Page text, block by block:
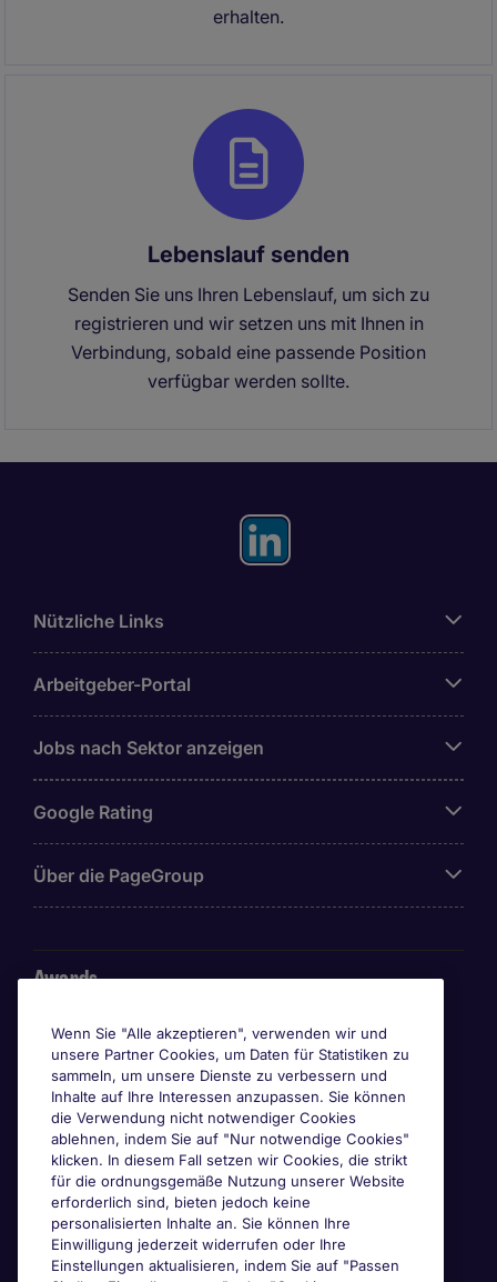
erhalten.
Lebenslauf senden
Senden Sie uns Ihren Lebenslauf, um sich zu
registrieren und wir setzen uns mit Ihnen in
Verbindung, sobald eine passende Position
verfügbar werden sollte.
Nützliche Links
Arbeitgeber-Portal
Jobs nach Sektor anzeigen
Google Rating
Über die PageGroup
Awards
Wenn Sie "Alle akzeptieren", verwenden wir und
unsere Partner Cookies, um Daten für Statistiken zu
sammeln, um unsere Dienste zu verbessern und
Inhalte auf Ihre Interessen anzupassen. Sie können
die Verwendung nicht notwendiger Cookies
ablehnen, indem Sie auf "Nur notwendige Cookies"
klicken. In diesem Fall setzen wir Cookies, die strikt
für die ordnungsgemäße Nutzung unserer Website
erforderlich sind, bieten jedoch keine
personalisierten Inhalte an. Sie können Ihre
Einwilligung jederzeit widerrufen oder Ihre
Einstellungen aktualisieren, indem Sie auf "Passen